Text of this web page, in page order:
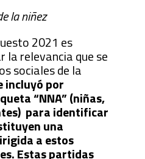
la niñez
2021 es
la relevancia que se
sociales de la
incluyó por
“NNA” (niñas,
para identificar
una
a estos
Estas partidas